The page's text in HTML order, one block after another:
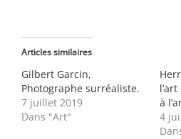
Articles similaires
Gilbert Garcin,
Photographe surréaliste.
7 juillet 2019
Dans "Art"
à
4